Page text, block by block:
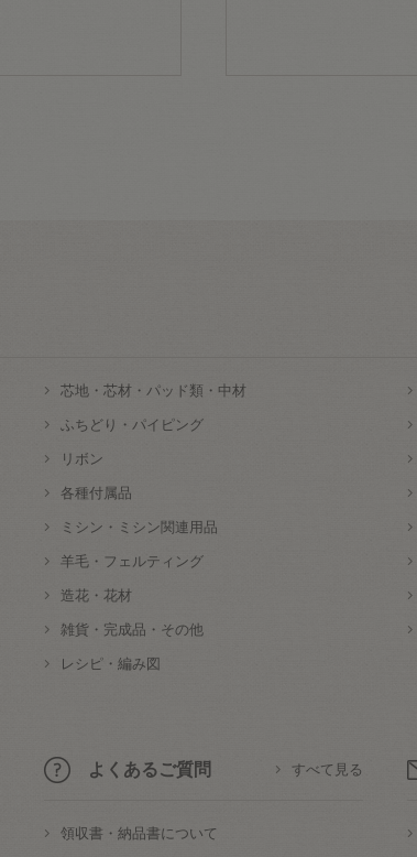
芯地・芯材・パッド類・中材
ふちどり・パイピング
リボン
各種付属品
ミシン・ミシン関連用品
羊毛・フェルティング
造花・花材
雑貨・完成品・その他
レシピ・編み図
よくあるご質問 すべて見る
領収書・納品書について